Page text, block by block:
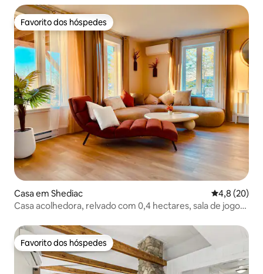
Favorito dos hóspedes
Favorito dos hóspedes
Casa em Shediac
4,8 (20)
Casa acolhedora, relvado com 0,4 hectares, sala de jogos
Favorito dos hóspedes
Favorito dos hóspedes